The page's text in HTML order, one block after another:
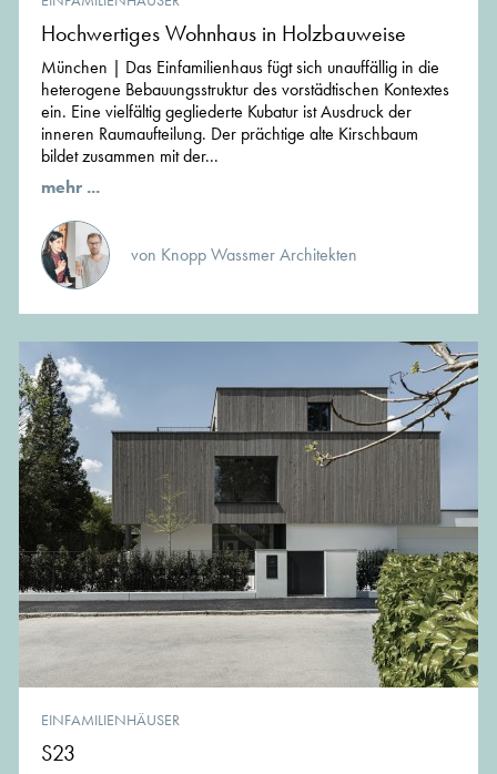
Hochwertiges Wohnhaus in Holzbauweise
München | Das Einfamilienhaus fügt sich unauffällig in die
heterogene Bebauungsstruktur des vorstädtischen Kontextes
ein. Eine vielfältig gegliederte Kubatur ist Ausdruck der
inneren Raumaufteilung. Der prächtige alte Kirschbaum
bildet zusammen mit der...
mehr ...
von Knopp Wassmer Architekten
EINFAMILIENHÄUSER
S23